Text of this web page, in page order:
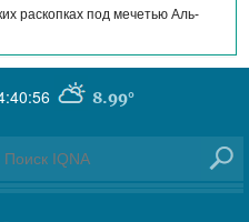
раскопках под мечетью Аль-
8.99°